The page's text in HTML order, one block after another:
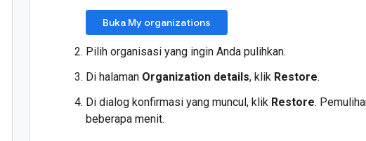
Buka My organizations
Pilih organisasi yang ingin Anda pulihkan.
Di halaman Organization details, klik Restore.
Di dialog konfirmasi yang muncul, klik Restore.
beberapa menit.